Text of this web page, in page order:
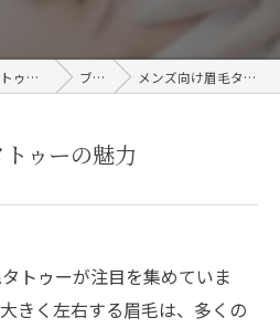
大阪府河内長野市で眉毛タトゥーならwill care サロン ブログ メンズ向け眉毛タトゥーの魅力
ゥーの魅力
トゥーが注目を集めていま
きく左右する眉毛は、多くの